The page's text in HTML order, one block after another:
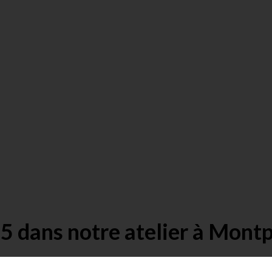
dans notre atelier à